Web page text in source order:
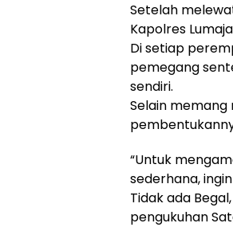
Setelah
Kapolres
Di setiap
pemegang
sendiri.
Selain
“Untuk
sederhana,
Tidak ada
pengukuhan